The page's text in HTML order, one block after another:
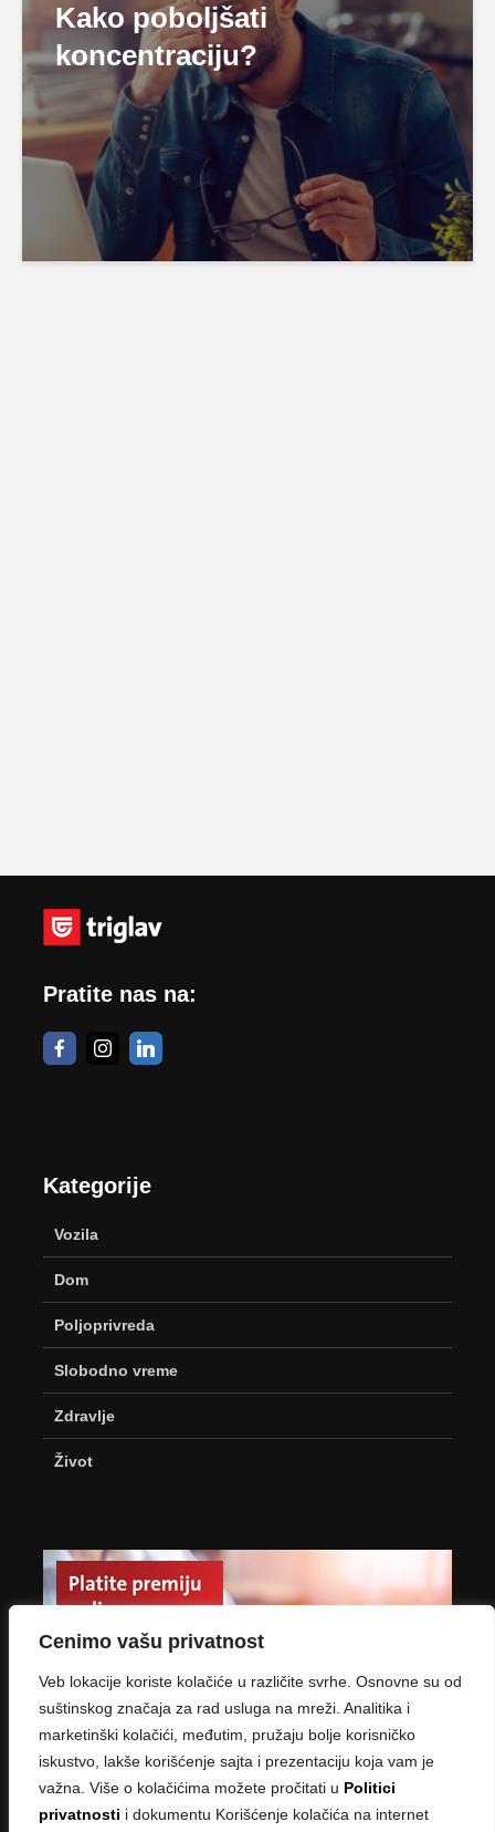
Cenimo vašu privatnost
Veb lokacije koriste kolačiće u različite svrhe. Osnovne su od
suštinskog značaja za rad usluga na mreži. Analitika i
marketinški kolačići, međutim, pružaju bolje korisničko
iskustvo, lakše korišćenje sajta i prezentaciju koja vam je
važna. Više o kolačićima možete pročitati u Politici
privatnosti i dokumentu Korišćenje kolačića na internet
Kako poboljšati
koncentraciju?
Pratite nas na:
Kategorije
Vozila
Dom
Poljoprivreda
Slobodno vreme
Zdravlje
Život